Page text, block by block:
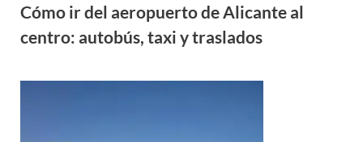
Cómo ir del aeropuerto de Alicante al
centro: autobús, taxi y traslados